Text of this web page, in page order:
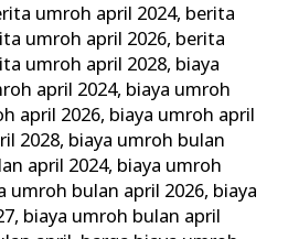
umroh april 2024, berita
umroh april 2026, berita
umroh april 2028, biaya
april 2024, biaya umroh
april 2026, biaya umroh april
2028, biaya umroh bulan
april 2024, biaya umroh
umroh bulan april 2026, biaya
, biaya umroh bulan april